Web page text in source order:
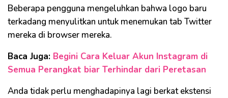
Beberapa pengguna mengeluhkan bahwa logo baru
terkadang menyulitkan untuk menemukan tab Twitter
mereka di browser mereka.
Baca Juga: Begini Cara Keluar Akun Instagram di
Semua Perangkat biar Terhindar dari Peretasan
Anda tidak perlu menghadapinya lagi berkat ekstensi